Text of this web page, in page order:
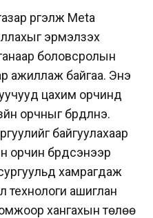
үргэлж Меtа
эрмэлзэх
боловсролын
ажиллаж байгаа. Энэ
цахим орчинд
орчныг бүрдүүлнэ.
байгуулахаар
орчин бүрдсэнээр
хамрагдаж
технологи ашиглан
хангахын төлөө